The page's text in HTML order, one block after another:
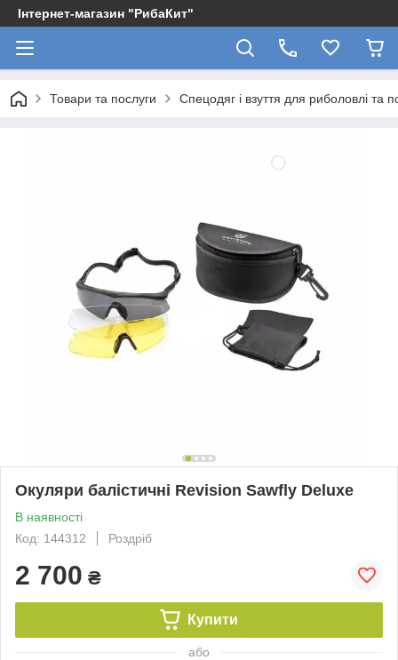
Інтернет-магазин "РибаКит"
Товари та послуги Спецодяг і взуття для риболовлі та
Окуляри балістичні Revision Sawfly Deluxe
В наявності
Код: 144312
Роздріб
2 700 ₴
Купити
або